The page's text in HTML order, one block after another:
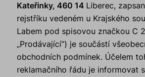
Kateřinky, 460 14 Liberec,
rejstříku vedeném u Krajského
Labem pod spisovou značkou C
„Prodávající“) je součástí
obchodních podmínek. Účelem
reklamačního řádu je informovat